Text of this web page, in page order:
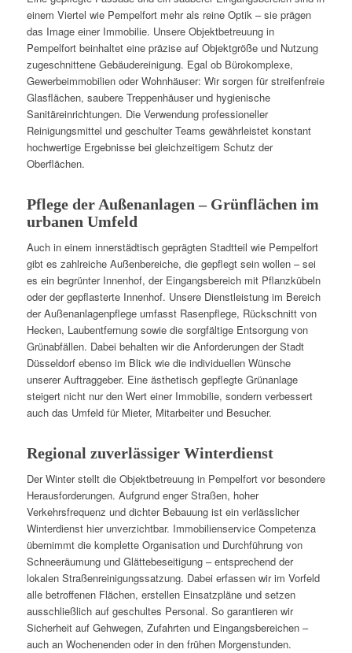
einem Viertel wie Pempelfort mehr als reine Optik – sie prägen
das Image einer Immobilie. Unsere Objektbetreuung in
Pempelfort beinhaltet eine präzise auf Objektgröße und Nutzung
zugeschnittene Gebäudereinigung. Egal ob Bürokomplexe,
Gewerbeimmobilien oder Wohnhäuser: Wir sorgen für streifenfreie
Glasflächen, saubere Treppenhäuser und hygienische
Sanitäreinrichtungen. Die Verwendung professioneller
Reinigungsmittel und geschulter Teams gewährleistet konstant
hochwertige Ergebnisse bei gleichzeitigem Schutz der
Oberflächen.
Pflege der Außenanlagen – Grünflächen im
urbanen Umfeld
Auch in einem innerstädtisch geprägten Stadtteil wie Pempelfort
gibt es zahlreiche Außenbereiche, die gepflegt sein wollen – sei
es ein begrünter Innenhof, der Eingangsbereich mit Pflanzkübeln
oder der gepflasterte Innenhof. Unsere Dienstleistung im Bereich
der Außenanlagenpflege umfasst Rasenpflege, Rückschnitt von
Hecken, Laubentfernung sowie die sorgfältige Entsorgung von
Grünabfällen. Dabei behalten wir die Anforderungen der Stadt
Düsseldorf ebenso im Blick wie die individuellen Wünsche
unserer Auftraggeber. Eine ästhetisch gepflegte Grünanlage
steigert nicht nur den Wert einer Immobilie, sondern verbessert
auch das Umfeld für Mieter, Mitarbeiter und Besucher.
Regional zuverlässiger Winterdienst
Der Winter stellt die Objektbetreuung in Pempelfort vor besondere
Herausforderungen. Aufgrund enger Straßen, hoher
Verkehrsfrequenz und dichter Bebauung ist ein verlässlicher
Winterdienst hier unverzichtbar. Immobilienservice Competenza
übernimmt die komplette Organisation und Durchführung von
Schneeräumung und Glättebeseitigung – entsprechend der
lokalen Straßenreinigungssatzung. Dabei erfassen wir im Vorfeld
alle betroffenen Flächen, erstellen Einsatzpläne und setzen
ausschließlich auf geschultes Personal. So garantieren wir
Sicherheit auf Gehwegen, Zufahrten und Eingangsbereichen –
auch an Wochenenden oder in den frühen Morgenstunden.